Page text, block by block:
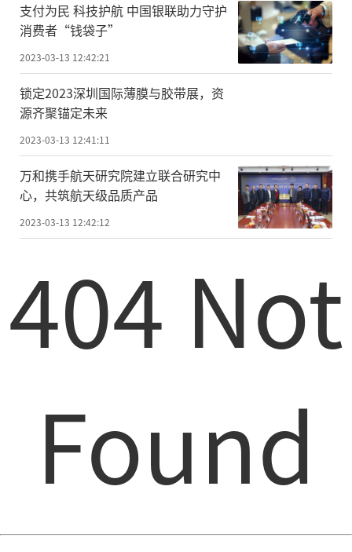
支付为民 科技护航 中国银联助力守护
消费者“钱袋子”
2023-03-13 12:42:21
锁定2023深圳国际薄膜与胶带展，资
源齐聚锚定未来
2023-03-13 12:41:11
万和携手航天研究院建立联合研究中
心，共筑航天级品质产品
2023-03-13 12:42:12
404 Not
Found